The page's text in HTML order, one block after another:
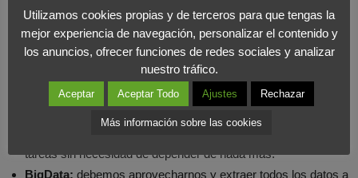
cómo se han adaptado las empresas a esta nueva era de la
digitalización.
Empleados: son el pilar de la transformación, deben estar
dispuestos a integrar los nuevos procesos en su día a día. La
formación va de la mano, y hay que ofrecerles la oportunidad
tareas sin necesidad de depender de nada más.
BigData: debemos aprovecharnos y extraer todos los datos a
Utilizamos cookies propias y de terceros para que tengas la
mejor experiencia de navegación, personalizar el contenido y
los anuncios, ofrecer funciones de redes sociales y analizar
nuestro tráfico.
Aceptar Aceptar Todo Ajustes Rechazar
Más información sobre las cookies